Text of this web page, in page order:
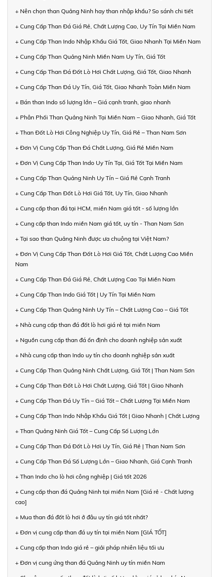
+ Nên chọn than Quảng Ninh hay than nhập khẩu? So sánh chi tiết
+ Cung Cấp Than Đá Giá Rẻ, Chất Lượng Cao, Uy Tín Tại Miền Nam
+ Cung Cấp Than Indo Nhập Khẩu Giá Tốt, Giao Nhanh Tại Miền Nam
+ Cung Cấp Than Quảng Ninh Miền Nam Uy Tín, Giá Tốt
+ Cung Cấp Than Đá Đốt Lò Hơi Chất Lượng, Giá Tốt, Giao Nhanh
+ Cung Cấp Than Đá Uy Tín, Giá Tốt, Giao Nhanh Toàn Miền Nam
+ Bán than Indo số lượng lớn – Giá cạnh tranh, giao nhanh
+ Phân Phối Than Quảng Ninh Tại Miền Nam – Giao Nhanh, Giá Tốt
+ Than Đốt Lò Hơi Công Nghiệp Uy Tín, Giá Rẻ – Than Nam Sơn
+ Đơn Vị Cung Cấp Than Đá Chất Lượng, Giá Rẻ Miền Nam
+ Đơn Vị Cung Cấp Than Indo Uy Tín Tại, Giá Tốt Tại Miền Nam
+ Cung Cấp Than Quảng Ninh Uy Tín – Giá Rẻ Cạnh Tranh
+ Cung Cấp Than Đốt Lò Hơi Giá Tốt, Uy Tín, Giao Nhanh
+ Cung cấp than đá tại HCM, miền Nam giá tốt - số lượng lớn
+ Cung cấp than Indo miền Nam giá tốt, uy tín - Than Nam Sơn
+ Tại sao than Quảng Ninh được ưa chuộng tại Việt Nam?
+ Đơn Vị Cung Cấp Than Đốt Lò Hơi Giá Tốt, Chất Lượng Cao Miền
Nam
+ Cung Cấp Than Đá Giá Rẻ, Chất Lượng Cao Tại Miền Nam
+ Cung Cấp Than Indo Giá Tốt | Uy Tín Tại Miền Nam
+ Cung Cấp Than Quảng Ninh Uy Tín – Chất Lượng Cao – Giá Tốt
+ Nhà cung cấp than đá đốt lò hơi giá rẻ tại miền Nam
+ Nguồn cung cấp than đá ổn định cho doanh nghiệp sản xuất
+ Nhà cung cấp than Indo uy tín cho doanh nghiệp sản xuất
+ Cung Cấp Than Quảng Ninh Chất Lượng, Giá Tốt | Than Nam Sơn
+ Cung Cấp Than Đốt Lò Hơi Chất Lượng, Giá Tốt | Giao Nhanh
+ Cung Cấp Than Đá Uy Tín – Giá Tốt – Chất Lượng Tại Miền Nam
+ Cung Cấp Than Indo Nhập Khẩu Giá Tốt | Giao Nhanh | Chất Lượng
+ Than Quảng Ninh Giá Tốt – Cung Cấp Số Lượng Lớn
+ Cung Cấp Than Đá Đốt Lò Hơi Uy Tín, Giá Rẻ | Than Nam Sơn
+ Cung Cấp Than Đá Số Lượng Lớn – Giao Nhanh, Giá Cạnh Tranh
+ Than Indo cho lò hơi công nghiệp | Giá tốt 2026
+ Cung cấp than đá Quảng Ninh tại miền Nam [Giá rẻ - Chất lượng
cao]
+ Mua than đá đốt lò hơi ở đâu uy tín giá tốt nhất?
+ Đơn vị cung cấp than đá uy tín tại miền Nam [GIÁ TỐT]
+ Cung cấp than Indo giá rẻ – giải pháp nhiên liệu tối ưu
+ Đơn vị cung ứng than đá Quảng Ninh uy tín miền Nam